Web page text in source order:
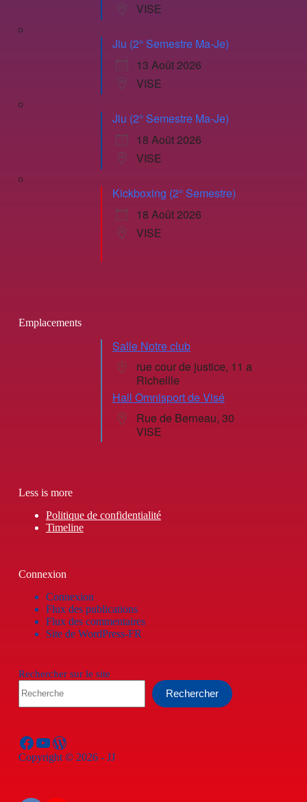
VISE
Jiu (2° Semestre Ma-Je)
13 Août 2026
VISE
Jiu (2° Semestre Ma-Je)
18 Août 2026
VISE
Kickboxing (2° Semestre)
18 Août 2026
VISE
Emplacements
Salle Notre club
rue cour de justice, 11 a
Richellle
Hall Omnisport de Visé
Rue de Berneau, 30
VISE
Less is more
Politique de confidentialité
Timeline
Connexion
Connexion
Flux des publications
Flux des commentaires
Site de WordPress-FR
Rechercher sur le site
Rechercher
Facebook
YouTube
WordPress
Copyright © 2026 - JJ